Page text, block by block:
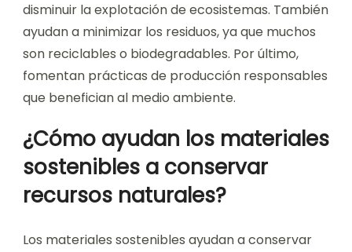
disminuir la explotación de ecosistemas. También
ayudan a minimizar los residuos, ya que muchos
son reciclables o biodegradables. Por último,
fomentan prácticas de producción responsables
que benefician al medio ambiente.
¿Cómo ayudan los materiales
sostenibles a conservar
recursos naturales?
Los materiales sostenibles ayudan a conservar